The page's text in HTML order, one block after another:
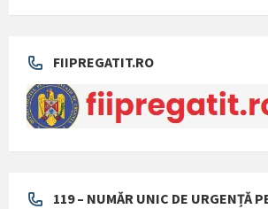
FIIPREGATIT.RO
119 – NUMĂR UNIC DE URGENȚĂ